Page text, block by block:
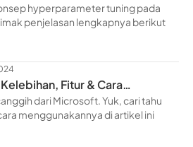
hyperparameter tuning pada
penjelasan lengkapnya berikut
Fitur & Cara
dari Microsoft. Yuk, cari tahu
menggunakannya di artikel ini